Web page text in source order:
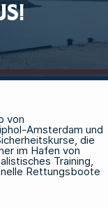
von
Amsterdam und
die
im Hafen von
Training,
Rettungsboote